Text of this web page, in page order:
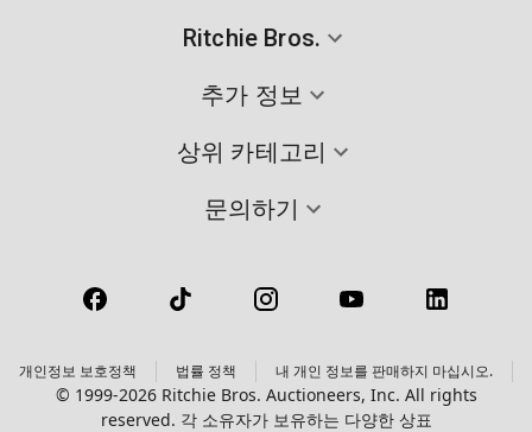
Ritchie Bros.
추가 정보
상위 카테고리
문의하기
개인정보 보호정책 법률 정책 내 개인 정보를 판매하지 마십시오.
© 1999-2026 Ritchie Bros. Auctioneers, Inc. All rights
reserved. 각 소유자가 보유하는 다양한 상표